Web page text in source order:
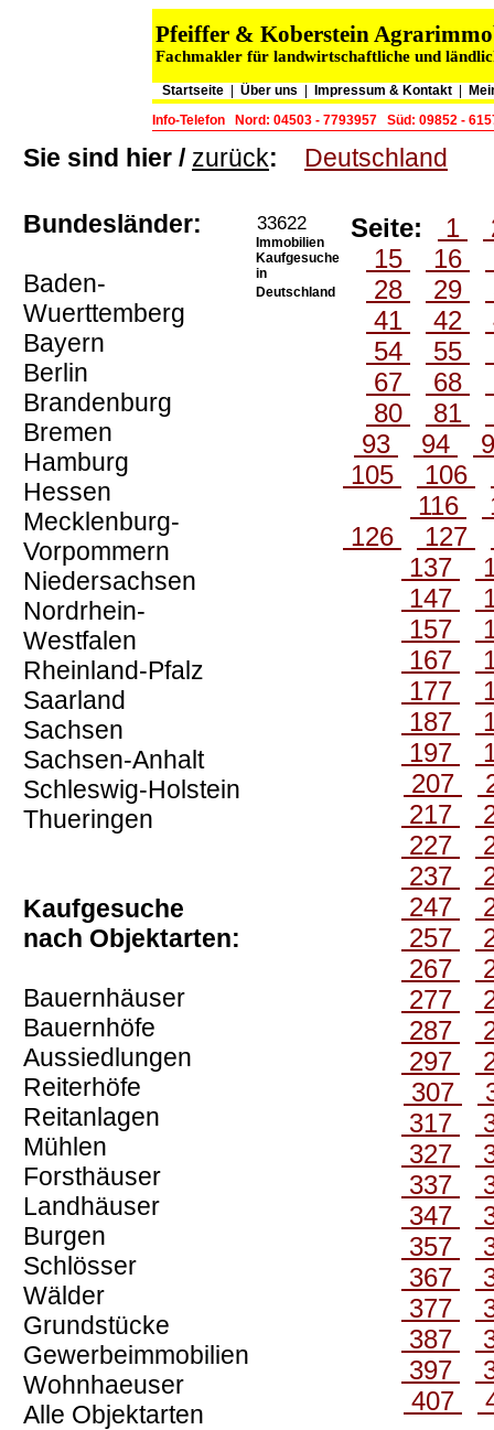
Pfeiffer & Koberstein
Fachmakler für landwirtschaftliche und
Startseite Über uns Impressum & Kontakt
Info-Telefon
Nord: 04503 - 7793957 Süd: 09852 -
Sie sind hier / zurück: Deutschland
Bundesländer:
Baden-
Wuerttemberg
Bayern
Berlin
Brandenburg
Bremen
Hamburg
Hessen
Mecklenburg-
Vorpommern
Niedersachsen
Nordrhein-
Westfalen
Rheinland-Pfalz
Saarland
Sachsen
Sachsen-Anhalt
Schleswig-Holstein
Thueringen
Kaufgesuche
nach Objektarten:
Bauernhäuser
Bauernhöfe
Aussiedlungen
Reiterhöfe
Reitanlagen
Mühlen
Forsthäuser
Landhäuser
Burgen
Schlösser
Wälder
Grundstücke
Gewerbeimmobilien
Wohnhaeuser
Alle Objektarten
33622
Immobilien
Kaufgesuche
in
Deutschland
Seite: 1
15
16
28
29
41
42
54
55
67
68
80
81
93
94
105
106
116
126
127
137
147
157
167
177
187
197
207
217
227
237
247
257
267
277
287
297
307
317
327
337
347
357
367
377
387
397
407